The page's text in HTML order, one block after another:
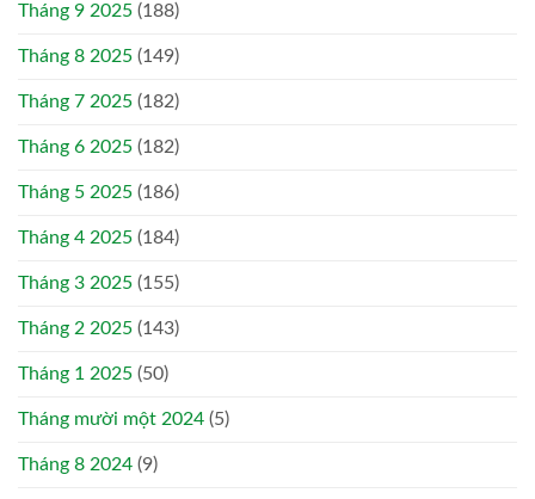
Tháng 9 2025 (188)
Tháng 8 2025 (149)
Tháng 7 2025 (182)
Tháng 6 2025 (182)
Tháng 5 2025 (186)
Tháng 4 2025 (184)
Tháng 3 2025 (155)
Tháng 2 2025 (143)
Tháng 1 2025 (50)
Tháng mười một 2024 (5)
Tháng 8 2024 (9)